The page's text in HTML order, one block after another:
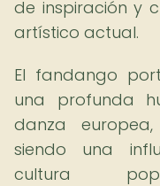
de inspiración y
artístico actual.
El fandango
una profunda
danza
siendo una
cultura